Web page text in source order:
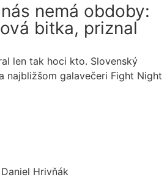
nemá obdoby:
bitka, priznal
len tak hoci kto. Slovenský
najbližšom galavečeri Fight Night